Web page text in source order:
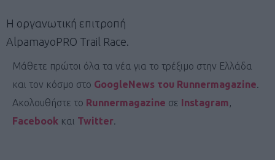
Η οργανωτική επιτροπή
AlpamayoPRO Trail Race.
Μάθετε πρώτοι όλα τα νέα για το τρέξιμο στην Ελλάδα
και τον κόσμο στο GoogleNews του Runnermagazine.
Ακολουθήστε το Runnermagazine σε Instagram,
Facebook και Twitter.